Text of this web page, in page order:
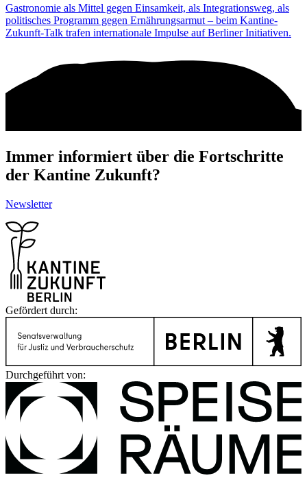
Gastronomie als Mittel gegen Einsamkeit, als Integrationsweg, als
politisches Programm gegen Ernährungsarmut – beim Kantine-
Zukunft-Talk trafen internationale Impulse auf Berliner Initiativen.
Immer informiert über die Fortschritte
der Kantine Zukunft?
Newsletter
Gefördert durch:
Durchgeführt von: